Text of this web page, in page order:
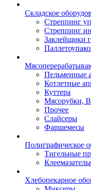
Складское
Стреппинг
Стреппинг
Заклейщики
Пельменные
Котлетные
Куттера
Мясорубки,
Прочее
Слайсеры
Фаршемесы
Полиграфическое
Тигельные
Хлебопекарное